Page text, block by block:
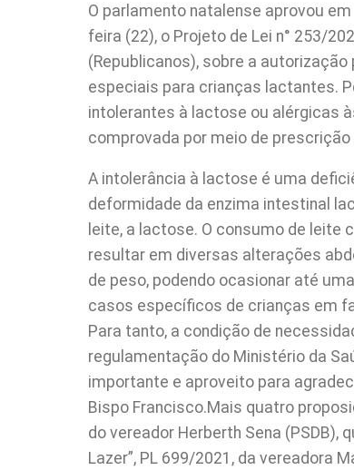
O parlamento natalense aprovou
feira (22), o Projeto de Lei n° 253/
(Republicanos), sobre a
especiais para crianças lactantes.
intolerantes à lactose ou alérgicas
comprovada por meio de
A intolerância à lactose é uma
deformidade da enzima intestinal
leite, a lactose. O consumo de
resultar em diversas alterações
de peso, podendo ocasionar até
casos específicos de crianças em
Para tanto, a condição de
regulamentação do Ministério da
importante e aproveito para
Bispo Francisco.Mais quatro
do vereador Herberth Sena (PSDB),
Lazer”, PL 699/2021, da vereadora